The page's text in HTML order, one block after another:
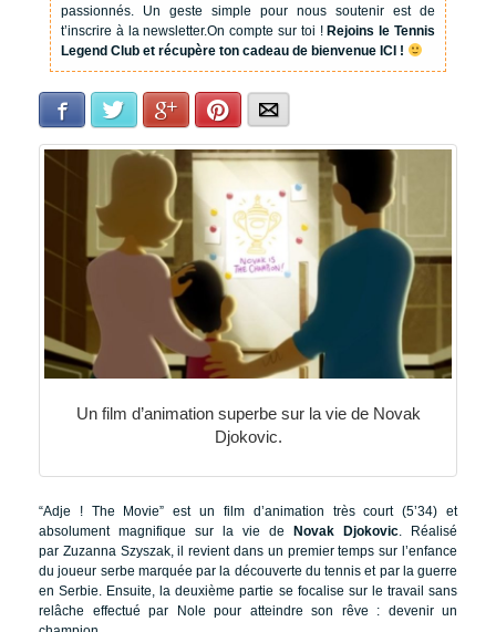
passionnés. Un geste simple pour nous soutenir est de
t’inscrire à la newsletter.On compte sur toi !Rejoins le Tennis
Legend Club et récupère ton cadeau de bienvenue ICI !
Facebook Twitter Google+Pinterest
Un film d’animation superbe sur la vie de Novak
Djokovic.
“Adje ! The Movie” est un film d’animation très court (5’34) et
absolument magnifique sur la vie de
Novak Djokovic. Réalisé
par Zuzanna Szyszak, il revient dans un premier temps sur l’enfance
du joueur serbe marquée par la découverte du tennis et par la guerre
en Serbie. Ensuite, la deuxième partie se focalise sur le travail sans
relâche effectué par Nole pour atteindre son rêve : devenir un